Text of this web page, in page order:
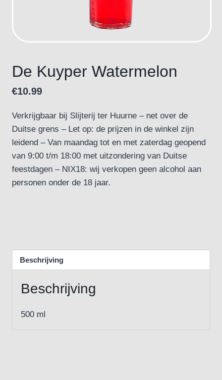
De Kuyper Watermelon
€10.99
Verkrijgbaar bij Slijterij ter Huurne – net over de
Duitse grens – Let op: de prijzen in de winkel zijn
leidend – Van maandag tot en met zaterdag geopend
van 9:00 t/m 18:00 met uitzondering van Duitse
feestdagen – NIX18: wij verkopen geen alcohol aan
personen onder de 18 jaar.
Beschrijving
Beschrijving
500 ml